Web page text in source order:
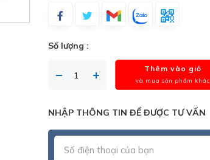
Số lượng :
Thêm vào giỏ
và mua sản phẩm khác
NHẬP THÔNG TIN ĐỂ ĐƯỢC TƯ VẤN